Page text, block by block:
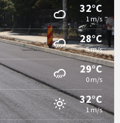
32°C
1 m/s
28°C
5 m/s
29°C
0 m/s
32°C
1 m/s